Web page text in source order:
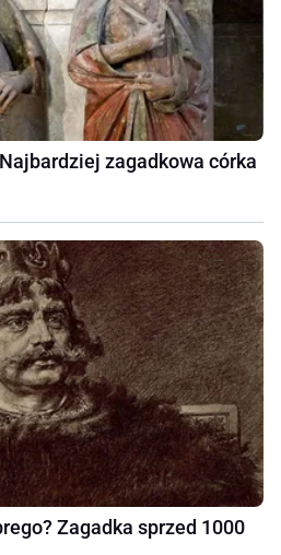
zagadkowa córka
Zagadka sprzed 1000